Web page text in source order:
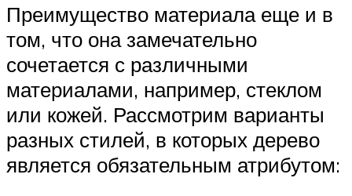
Преимущество материала еще и в
том, что она замечательно
сочетается с различными
материалами, например, стеклом
или кожей. Рассмотрим варианты
разных стилей, в которых дерево
является обязательным атрибутом: